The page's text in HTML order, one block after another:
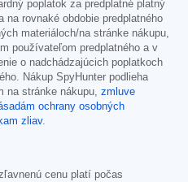
poplatok za predplatné platný
na rovnaké obdobie predplatného
materiáloch/na stránke nákupu,
používateľom predplatného a v
o nadchádzajúcich poplatkoch
Nákup SpyHunter podlieha
na stránke nákupu, zmluve
ochrany osobných
zliav.
cenu platí počas